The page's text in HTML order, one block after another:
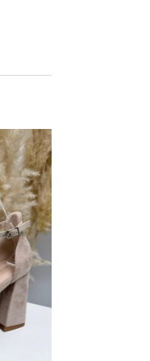
Este producto tiene múltiples variantes. Las opciones se pueden elegir en la página de producto